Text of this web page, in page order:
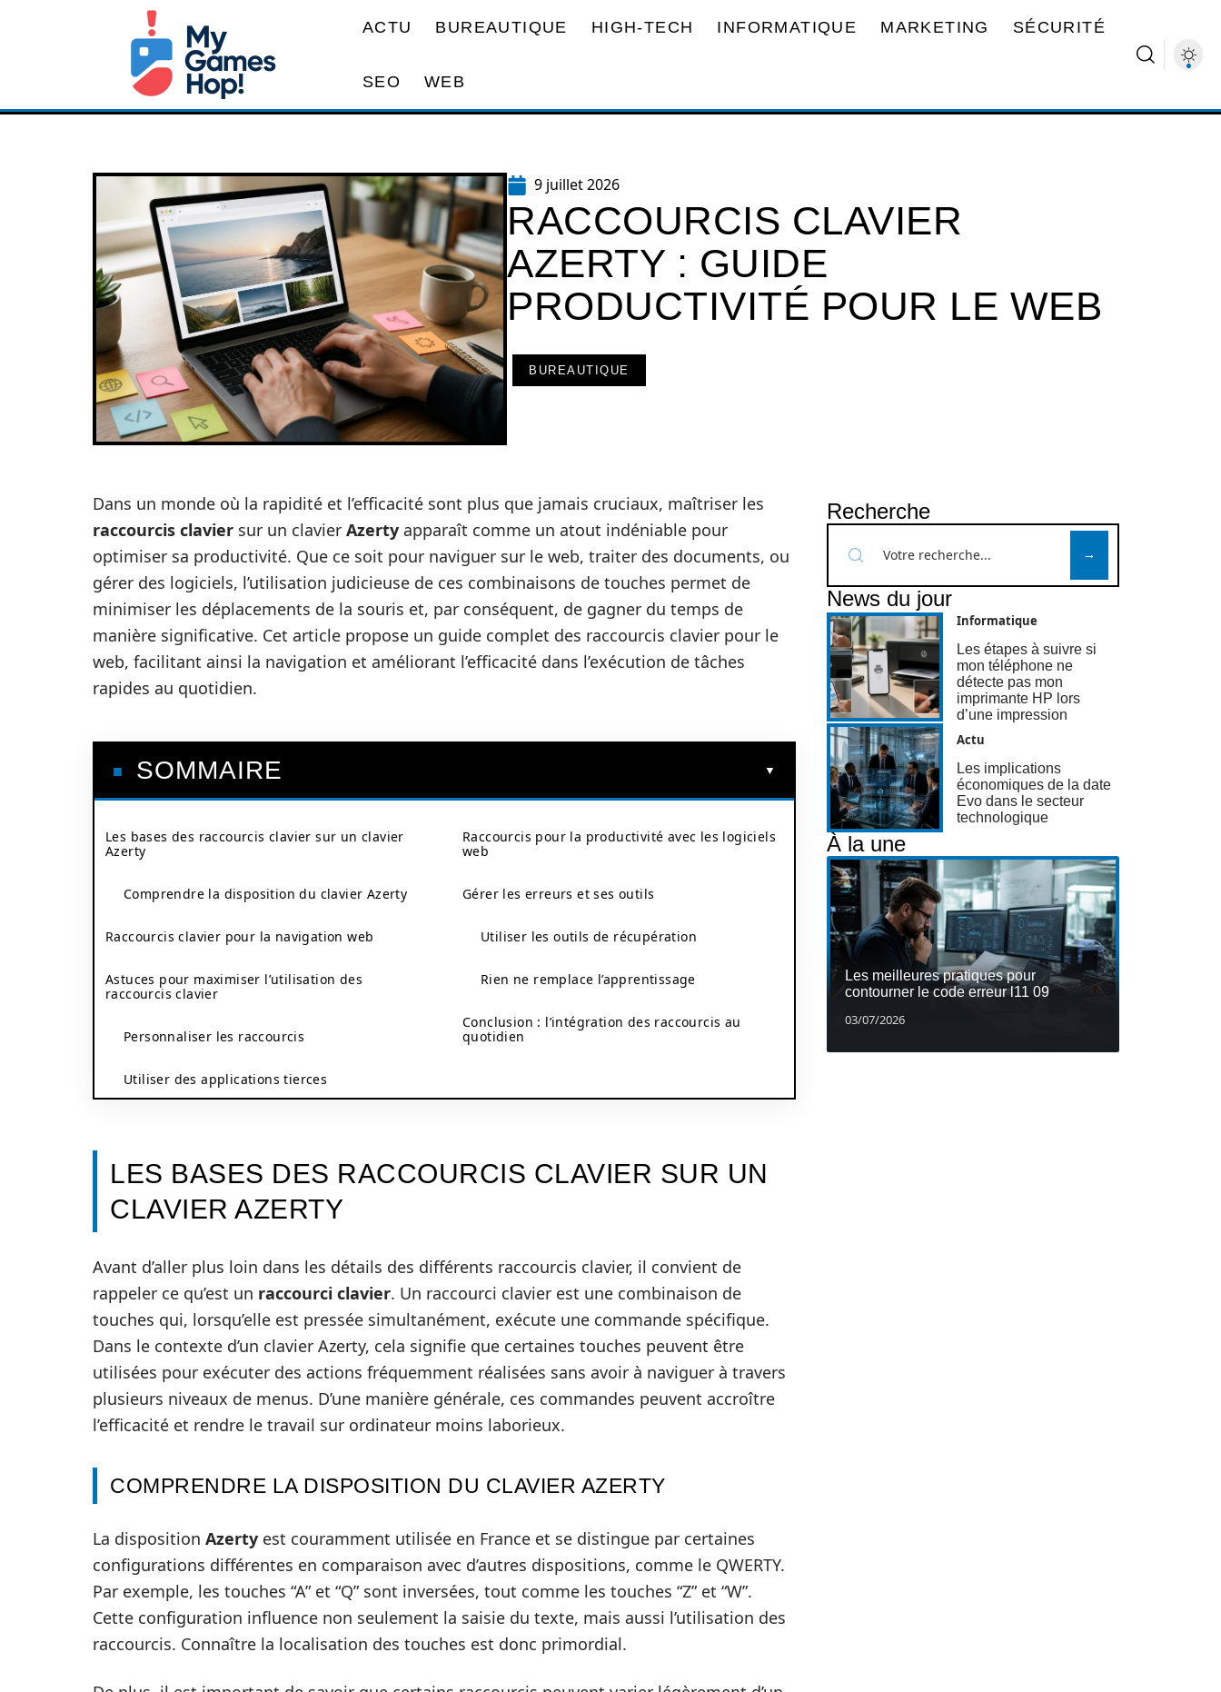
ACTU BUREAUTIQUE HIGH-TECH INFORMATIQUE MARKETING SÉCURITÉ
SEO WEB
9 juillet 2026
RACCOURCIS CLAVIER
AZERTY : GUIDE
PRODUCTIVITÉ POUR LE WEB
BUREAUTIQUE
Dans un monde où la rapidité et l’efficacité sont plus que jamais cruciaux, maîtriser les
raccourcis clavier sur un clavier Azerty apparaît comme un atout indéniable pour
optimiser sa productivité. Que ce soit pour naviguer sur le web, traiter des documents, ou
gérer des logiciels, l’utilisation judicieuse de ces combinaisons de touches permet de
minimiser les déplacements de la souris et, par conséquent, de gagner du temps de
manière significative. Cet article propose un guide complet des raccourcis clavier pour le
web, facilitant ainsi la navigation et améliorant l’efficacité dans l’exécution de tâches
rapides au quotidien.
SOMMAIRE
Les bases des raccourcis clavier sur un clavier
Azerty
Comprendre la disposition du clavier Azerty
Raccourcis clavier pour la navigation web
Astuces pour maximiser l’utilisation des
raccourcis clavier
Personnaliser les raccourcis
Utiliser des applications tierces
Raccourcis pour la productivité avec les logiciels
web
Gérer les erreurs et ses outils
Utiliser les outils de récupération
Rien ne remplace l’apprentissage
Conclusion : l’intégration des raccourcis au
quotidien
LES BASES DES RACCOURCIS CLAVIER SUR UN
CLAVIER AZERTY
Avant d’aller plus loin dans les détails des différents raccourcis clavier, il convient de
rappeler ce qu’est un raccourci clavier. Un raccourci clavier est une combinaison de
touches qui, lorsqu’elle est pressée simultanément, exécute une commande spécifique.
Dans le contexte d’un clavier Azerty, cela signifie que certaines touches peuvent être
utilisées pour exécuter des actions fréquemment réalisées sans avoir à naviguer à travers
plusieurs niveaux de menus. D’une manière générale, ces commandes peuvent accroître
l’efficacité et rendre le travail sur ordinateur moins laborieux.
COMPRENDRE LA DISPOSITION DU CLAVIER AZERTY
La disposition Azerty est couramment utilisée en France et se distingue par certaines
configurations différentes en comparaison avec d’autres dispositions, comme le QWERTY.
Par exemple, les touches “A” et “Q” sont inversées, tout comme les touches “Z” et “W”.
Cette configuration influence non seulement la saisie du texte, mais aussi l’utilisation des
raccourcis. Connaître la localisation des touches est donc primordial.
Recherche
News du jour
Informatique
Les étapes à suivre si
mon téléphone ne
détecte pas mon
imprimante HP lors
d’une impression
Actu
Les implications
économiques de la date
Evo dans le secteur
technologique
À la une
Les meilleures pratiques pour
contourner le code erreur l11 09
03/07/2026